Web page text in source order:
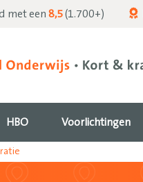
HBO Voorlichtingen
met een 8,5(1.700+)